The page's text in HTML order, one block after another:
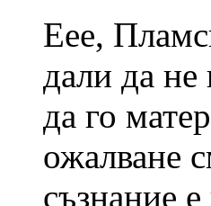
Еее,
дали да не
да го
ожалване
съзнание